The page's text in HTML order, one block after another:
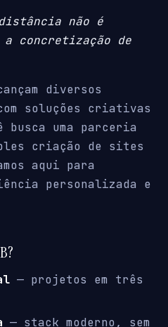
não é
a concretização de
diversos
soluções criativas
uma parceria
criação de sites
aqui para
personalizada e
— projetos em três
— stack moderno, sem